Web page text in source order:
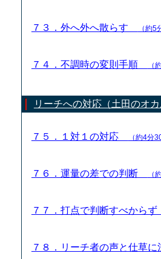
７３．外へ外へ散らす （約5
７４．不調時の変則手順 （
リーチへの対応（土田のオカ
７５．１対１の対応 （約4分
７６．運量の差での判断 （
７７．打点で判断すべから
７８．リーチ者の声と仕草